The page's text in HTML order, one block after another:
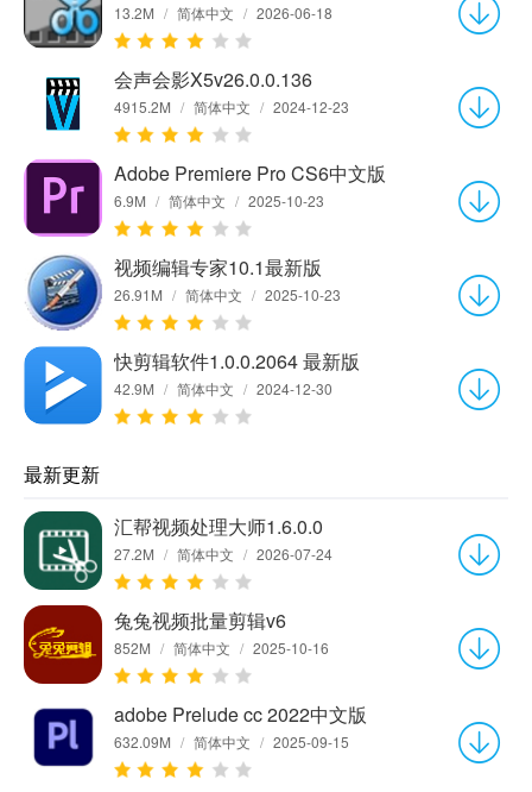
13.2M / 简体中文 / 2026-06-18
会声会影X5v26.0.0.136
4915.2M / 简体中文 / 2024-12-23
Adobe Premiere Pro CS6中文版
6.9M / 简体中文 / 2025-10-23
视频编辑专家10.1最新版
26.91M / 简体中文 / 2025-10-23
快剪辑软件1.0.0.2064 最新版
42.9M / 简体中文 / 2024-12-30
最新更新
汇帮视频处理大师1.6.0.0
27.2M / 简体中文 / 2026-07-24
兔兔视频批量剪辑v6
852M / 简体中文 / 2025-10-16
adobe Prelude cc 2022中文版
632.09M / 简体中文 / 2025-09-15